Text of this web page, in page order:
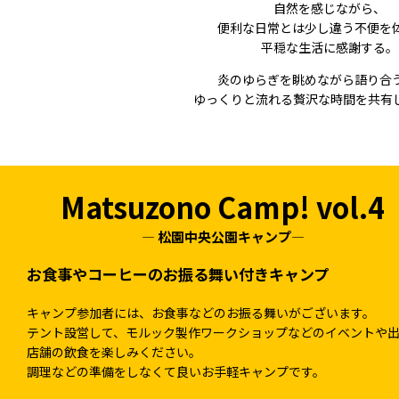
自然を感じながら、
便利な日常とは少し違う不便を
平穏な生活に感謝する。
炎のゆらぎを眺めながら語り合
ゆっくりと流れる贅沢な時間を共有
Matsuzono Camp! vol.4
― 松園中央公園キャンプ―
お食事やコーヒーのお振る舞い付きキャンプ
キャンプ参加者には、お食事などのお振る舞いがございます。
テント設営して、モルック製作ワークショップなどのイベントや
店舗の飲食を楽しみください。
調理などの準備をしなくて良いお手軽キャンプです。